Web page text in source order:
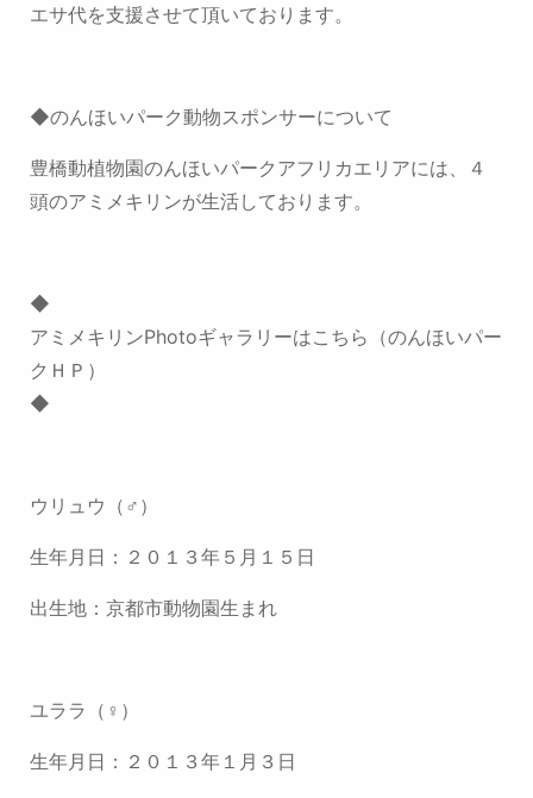
エサ代を支援させて頂いております。
◆のんほいパーク動物スポンサーについて
豊橋動植物園のんほいパークアフリカエリアには、４
頭のアミメキリンが生活しております。
◆
アミメキリンPhotoギャラリーはこちら（のんほいパー
クＨＰ）
◆
ウリュウ（♂）
生年月日：２０１３年５月１５日
出生地：京都市動物園生まれ
ユララ（♀）
生年月日：２０１３年１月３日